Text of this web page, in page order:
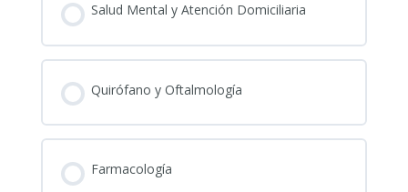
Salud Mental y Atención Domiciliaria
Quirófano y Oftalmología
Farmacología